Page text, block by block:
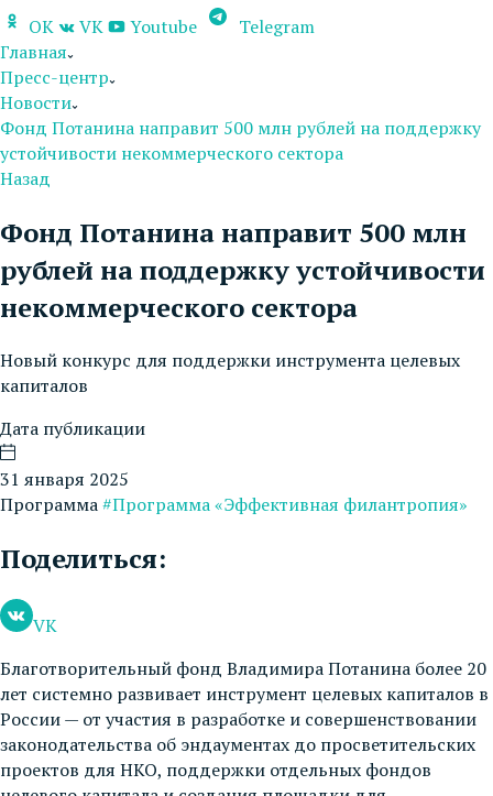
OK
VK Youtube
Telegram
Главная
Пресс-центр
Новости
Фонд Потанина направит 500 млн рублей на поддержку
устойчивости некоммерческого сектора
Назад
Фонд Потанина направит 500 млн
рублей на поддержку устойчивости
некоммерческого сектора
Новый конкурс для поддержки инструмента целевых
капиталов
Дата публикации
31 января 2025
Программа#Программа «Эффективная филантропия»
Поделиться:
VK
Благотворительный фонд Владимира Потанина более 20
лет системно развивает инструмент целевых капиталов в
России — от участия в разработке и совершенствовании
законодательства об эндаументах до просветительских
проектов для НКО, поддержки отдельных фондов